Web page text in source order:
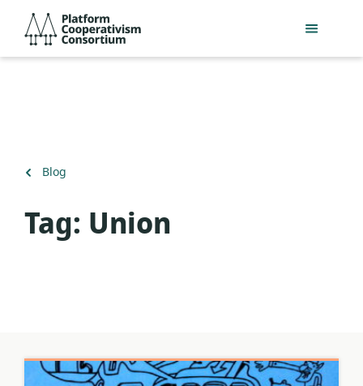
Przejdź
głównej
Consortium
Powrót
Blog
Tag: Union